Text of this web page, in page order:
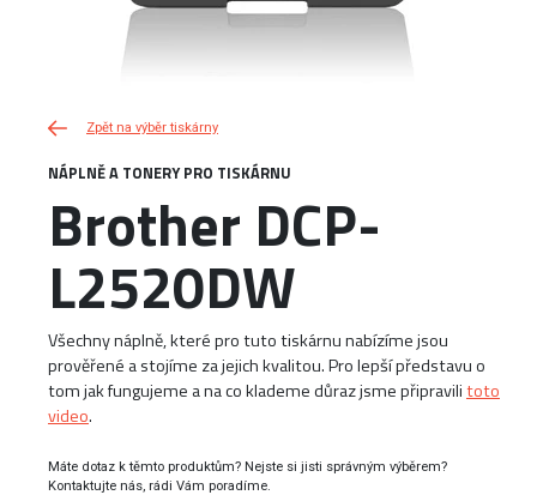
Zpět na výběr tiskárny
NÁPLNĚ A TONERY PRO TISKÁRNU
Brother DCP-
L2520DW
Všechny náplně, které pro tuto tiskárnu nabízíme jsou
prověřené a stojíme za jejich kvalitou. Pro lepší představu o
tom jak fungujeme a na co klademe důraz jsme připravilitoto
video.
Máte dotaz k těmto produktům? Nejste si jisti správným výběrem?
Kontaktujte nás, rádi Vám poradíme.